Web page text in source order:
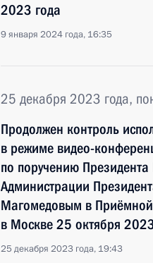
2023 года
9 января 2024 года, 16:35
25 декабря 2023 года,
Продолжен контроль
в режиме видео-
по поручению
Администрации
Магомедовым в Приёмной
в Москве 25 октября
25 декабря 2023 года, 19:43